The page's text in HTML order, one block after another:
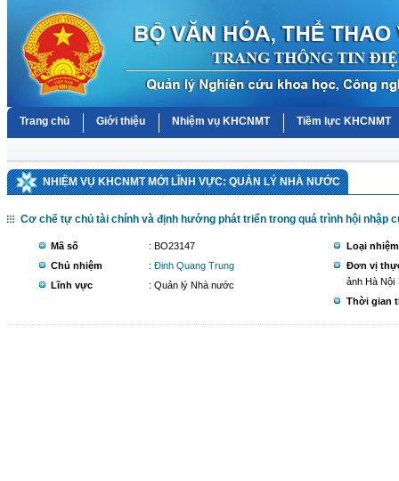
Trang chủ Giới thiệu Nhiệm vụ KHCNMT Tiềm lực KHCNMT
NHIỆM VỤ KHCNMT MỚI LĨNH VỰC: QUẢN LÝ NHÀ NƯỚC
Cơ chế tự chủ tài chính và định hướng phát triển trong quá trình hội nhập
Mã số
: BO23147
Chủ nhiệm
:Đinh Quang Trung
Lĩnh vực
: Quản lý Nhà nước
Loại
Đơn vị
ảnh Hà Nội
Thời gian